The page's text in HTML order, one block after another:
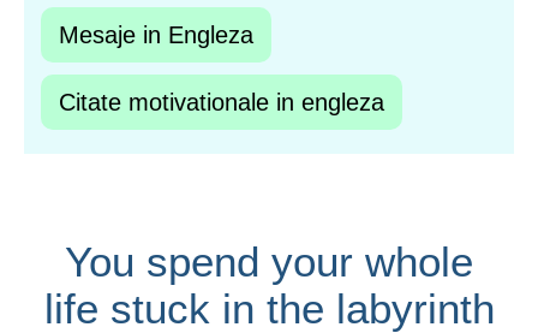
Mesaje in Engleza
Citate motivationale in engleza
You spend your whole
life stuck in the labyrinth